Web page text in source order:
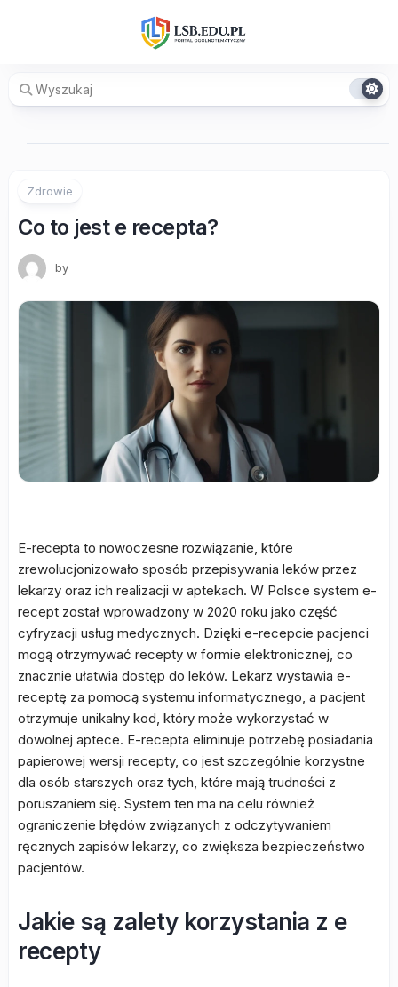
Zdrowie
Co to jest e recepta?
by
E-recepta to nowoczesne rozwiązanie, które
zrewolucjonizowało sposób przepisywania leków przez
lekarzy oraz ich realizacji w aptekach. W Polsce system e-
recept został wprowadzony w 2020 roku jako część
cyfryzacji usług medycznych. Dzięki e-recepcie pacjenci
mogą otrzymywać recepty w formie elektronicznej, co
znacznie ułatwia dostęp do leków. Lekarz wystawia e-
receptę za pomocą systemu informatycznego, a pacjent
otrzymuje unikalny kod, który może wykorzystać w
dowolnej aptece. E-recepta eliminuje potrzebę posiadania
papierowej wersji recepty, co jest szczególnie korzystne
dla osób starszych oraz tych, które mają trudności z
poruszaniem się. System ten ma na celu również
ograniczenie błędów związanych z odczytywaniem
ręcznych zapisów lekarzy, co zwiększa bezpieczeństwo
pacjentów.
Jakie są zalety korzystania z e
recepty